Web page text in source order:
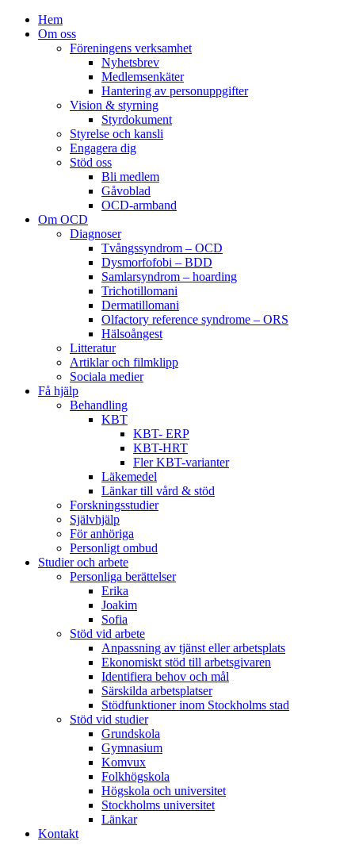
Hem
Om oss
Föreningens verksamhet
Nyhetsbrev
Medlemsenkäter
Hantering av personuppgifter
Vision & styrning
Styrdokument
Styrelse och kansli
Engagera dig
Stöd oss
Bli medlem
Gåvoblad
OCD-armband
Om OCD
Diagnoser
Tvångssyndrom – OCD
Dysmorfofobi – BDD
Samlarsyndrom – hoarding
Trichotillomani
Dermatillomani
Olfactory reference syndrome – ORS
Hälsoångest
Litteratur
Artiklar och filmklipp
Sociala medier
Få hjälp
Behandling
KBT
KBT- ERP
KBT-HRT
Fler KBT-varianter
Läkemedel
Länkar till vård & stöd
Forskningsstudier
Självhjälp
För anhöriga
Personligt ombud
Studier och arbete
Personliga berättelser
Erika
Joakim
Sofia
Stöd vid arbete
Anpassning av tjänst eller arbetsplats
Ekonomiskt stöd till arbetsgivaren
Identifiera behov och mål
Särskilda arbetsplatser
Stödfunktioner inom Stockholms stad
Stöd vid studier
Grundskola
Gymnasium
Komvux
Folkhögskola
Högskola och universitet
Stockholms universitet
Länkar
Kontakt